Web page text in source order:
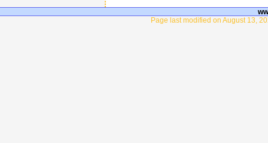
Page last modified on August 13,